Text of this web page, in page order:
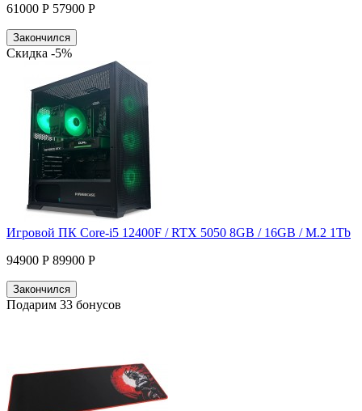
61000 Р 57900 Р
Закончился
Скидка -5%
Игровой ПК Core-i5 12400F / RTX 5050 8GB / 16GB / M.2 1Tb
94900 Р 89900 Р
Закончился
Подарим 33 бонусов